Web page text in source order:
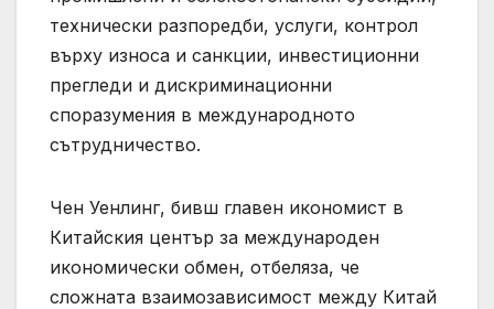
технически разпоредби, услуги, контрол
върху износа и санкции, инвестиционни
прегледи и дискриминационни
споразумения в международното
сътрудничество.
Чен Уенлинг, бивш главен икономист в
Китайския център за международен
икономически обмен, отбеляза, че
сложната взаимозависимост между Китай